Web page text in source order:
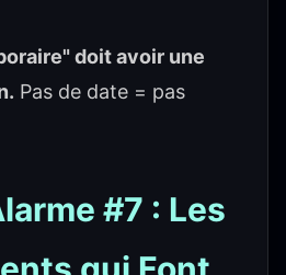
doit avoir une
Pas de date = pas
#7 : Les